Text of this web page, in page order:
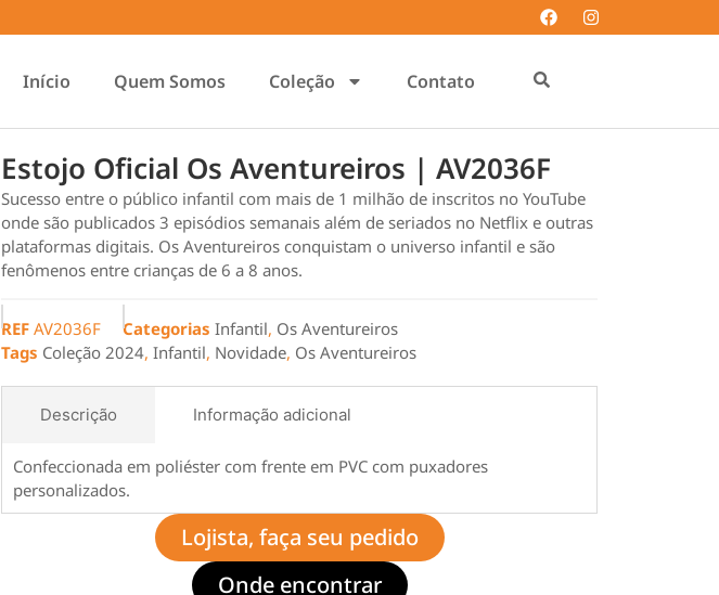
Início Quem Somos Coleção Contato
Estojo Oficial Os Aventureiros | AV2036F
Sucesso entre o público infantil com mais de 1 milhão de inscritos no YouTube
onde são publicados 3 episódios semanais além de seriados no Netflix e outras
plataformas digitais. Os Aventureiros conquistam o universo infantil e são
fenômenos entre crianças de 6 a 8 anos.
REF AV2036F Categorias Infantil, Os Aventureiros
Tags Coleção 2024, Infantil, Novidade, Os Aventureiros
Descrição Informação adicional
Confeccionada em poliéster com frente em PVC com puxadores
personalizados.
Lojista, faça seu pedido
Onde encontrar